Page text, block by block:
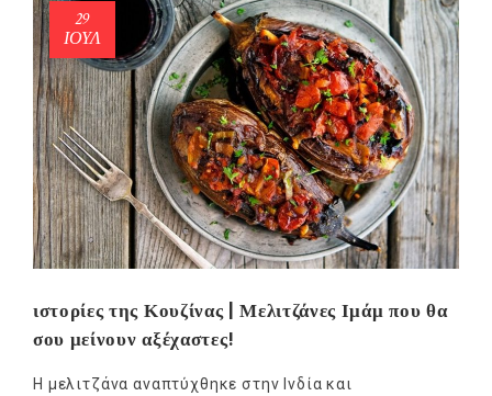
29
ΙΟΎΛ
ιστορίες της Κουζίνας | Μελιτζάνες Ιμάμ που θα
σου μείνουν αξέχαστες!
Η μελιτζάνα αναπτύχθηκε στην Ινδία και